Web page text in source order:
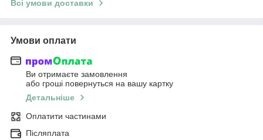
Всі умови доставки
Умови оплати
Ви отримаєте замовлення
або гроші повернуться на вашу картку
Детальніше
Оплатити частинами
Післяплата